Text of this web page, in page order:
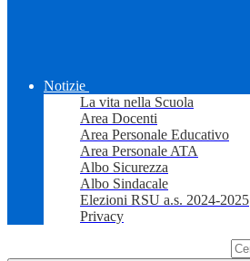
Notizie
La vita nella Scuola
Area Docenti
Area Personale Educativo
Area Personale ATA
Albo Sicurezza
Albo Sindacale
Elezioni RSU a.s. 2024-2025
Privacy